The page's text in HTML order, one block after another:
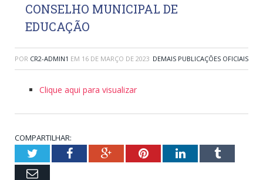
CONSELHO MUNICIPAL DE
EDUCAÇÃO
POR CR2-ADMIN1 EM 16 DE MARÇO DE 2023 DEMAIS PUBLICAÇÕES OFICIAIS
Clique aqui para visualizar
COMPARTILHAR:
TwitterFacebookGoogle+PinterestLinkedInTumblr
Email